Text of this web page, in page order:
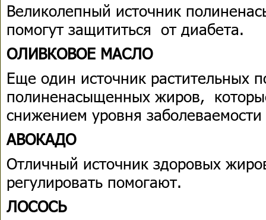
Великолепный источник
помогут защититься от диабета.
ОЛИВКОВОЕ МАСЛО
Еще один источник растительных
полиненасыщенных жиров,
снижением уровня
АВОКАДО
Отличный источник здоровых
регулировать помогают.
ЛОСОСЬ